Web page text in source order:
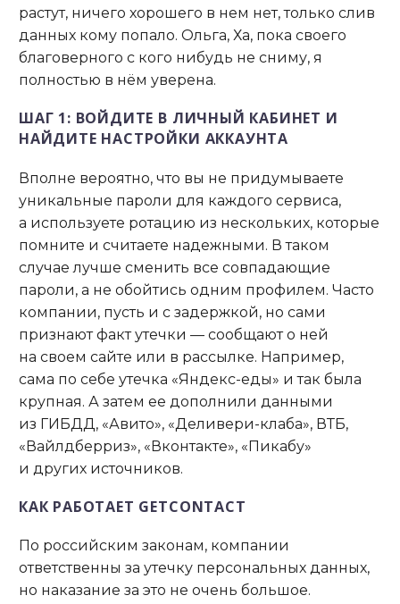
растут, ничего хорошего в нем нет, только слив
данных кому попало. Oльга, Ха, пока своего
благоверного с кого нибудь не сниму, я
полностью в нём уверена.
ШАГ 1: ВОЙДИТЕ В ЛИЧНЫЙ КАБИНЕТ И
НАЙДИТЕ НАСТРОЙКИ АККАУНТА
Вполне вероятно, что вы не придумываете
уникальные пароли для каждого сервиса,
а используете ротацию из нескольких, которые
помните и считаете надежными. В таком
случае лучше сменить все совпадающие
пароли, а не обойтись одним профилем. Часто
компании, пусть и с задержкой, но сами
признают факт утечки — сообщают о ней
на своем сайте или в рассылке. Например,
сама по себе утечка «Яндекс-еды» и так была
крупная. А затем ее дополнили данными
из ГИБДД, «Авито», «Деливери-клаба», ВТБ,
«Вайлдберриз», «Вконтакте», «Пикабу»
и других источников.
КАК РАБОТАЕТ GETCONTACT
По российским законам, компании
ответственны за утечку персональных данных,
но наказание за это не очень большое.